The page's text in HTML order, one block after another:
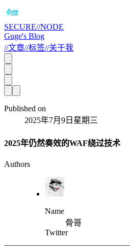
SECURE//NODE
Guge's Blog
//文章//标签//关于我
Published on
2025年7月9日星期三
2025年仍然奏效的WAF绕过技术
Authors
Name
骨哥
Twitter